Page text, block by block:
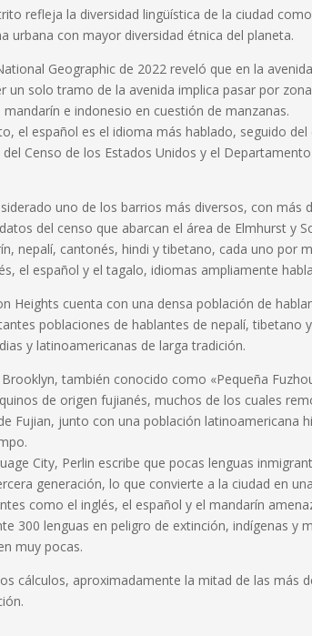
refleja la diversidad lingüística de la ciudad
urbana con mayor diversidad étnica del planeta.
Geographic de 2022 reveló que en la
un solo tramo de la avenida implica pasar por
e indonesio en cuestión de manzanas.
el español es el idioma más hablado, seguido
Censo de los Estados Unidos y el
uno de los barrios más diversos, con más
del censo que abarcan el área de Elmhurst y
nepalí, cantonés, hindi y tibetano, cada uno por
el español y el tagalo, idiomas ampliamente
Heights cuenta con una densa población de
poblaciones de hablantes de nepalí, tibetano
y latinoamericanas de larga tradición.
Brooklyn, también conocido como «Pequeña
de origen fujianés, muchos de los cuales
Fujian, junto con una población latinoamericana
City, Perlin escribe que pocas lenguas
generación, lo que convierte a la ciudad en
como el inglés, el español y el mandarín
300 lenguas en peligro de extinción, indígenas y
muy pocas.
cálculos, aproximadamente la mitad de las más